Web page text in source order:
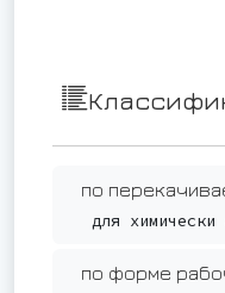
по
для химически
по форме